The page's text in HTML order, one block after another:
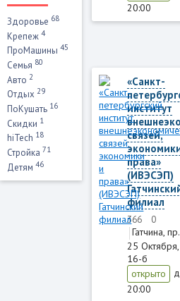
Здоровье 68
Крепеж 4
ПроМашины 45
Семья 80
Авто 2
Отдых 29
ПоКушать 16
Скидки 1
hiTech 18
Стройка 71
Детям 46
20:00
«Санкт-
институт
связей,
права»
(ИВЭСЭП)
филиал
366 0
Гатчина, пр.
25 Октября,
16-б
открыто
20:00